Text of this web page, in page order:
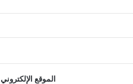
الموقع الإلكتروني